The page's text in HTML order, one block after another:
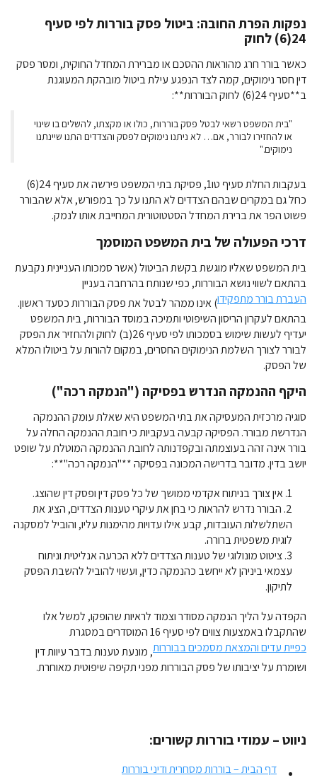
נפקות הפרת החובה: ביטול פסק בוררות לפי סעיף
24(6) לחוק
כאשר בורר חרג מהוראות ההסכם או מברירת המחדל החוקית, ומסר פסק
דין חסר נימוקים, קמה לצד הנפגע עילת ביטול מובהקת המעוגנת
ב**סעיף 24(6) לחוק הבוררות**:
"בית המשפט רשאי לבטל פסק בוררות, כולו או מקצתו, להשלים בו שינוי
או להחזירו לבורר, אם… לא ניתנו נימוקים לפסק והצדדים התנו שיינתנו
נימוקים."
בעקבות החלת סעיף טו1, פסיקת בתי המשפט פירשה את סעיף 24(6)
כחל גם במקרים שבהם הצדדים לא התנו על כך במפורש, אלא שהבורר
פשוט הפר את ברירת המחדל הסטטוטורית המחייבת אותו לנמק.
דרכי הפעולה של בית המשפט המוסמך
בית המשפט שאליו מוגשת בקשת הביטול (אשר סמכותו העניינית נקבעת
בהתאם לשווי נושא הבוררות, כפי שנותח בהרחבה בעניין
העברת בורר מתפקידו) אינו ממהר לבטל את פסק הבוררות כסעד ראשון.
בהתאם לעקרון הריסון השיפוטי ותמיכה במוסד הבוררות, בית המשפט
יעדיף לעשות שימוש בסמכותו לפי סעיף 26(ב) לחוק ולהחזיר את הפסק
לבורר לצורך השלמת הנימוקים החסרים, במקום להורות על ביטולו המלא
של הפסק.
היקף ההנמקה הנדרש בפסיקה ("הנמקה רכה")
סוגיה מרכזית המעסיקה את בתי המשפט היא שאלת עומק ההנמקה
הנדרשת מבורר. הפסיקה קבעה בעקביות כי חובת ההנמקה החלה על
בורר אינה זהה בעוצמתה ובקפדנותה לחובת ההנמקה המוטלת על שופט
יושב בדין. מדובר בדרישה המכונה בפסיקה **"הנמקה רכה"**:
אין צורך בניתוח אקדמי ממושך של כל פסק דין ופסק דין שהוצג.
הבורר נדרש להראות כי בחן את עיקרי טענות הצדדים, הציג את
השתלשלות העובדות, קבע אילו עדויות מהימנות עליו, והוביל למסקנה
לוגית משפטית ברורה.
ציטוט מונולוגי של טענות הצדדים ללא הכרעה אנליטית וניתוח
עצמאי ביניהן לא ייחשב כהנמקה כדין, ועשוי להוביל להשבת הפסק
לתיקון.
הקפדה על הליך הנמקה מסודר וצמוד לראיות שהופקו, למשל אלו
שהתקבלו באמצעות צווים לפי סעיף 16 המוסדרים במסגרת
כפיית עדים והמצאת מסמכים בבוררות, מונעת טענות בדבר עיוות דין
ושומרת על יציבותו של פסק הבוררות מפני תקיפה שיפוטית מאוחרת.
ניווט – עמודי בוררות קשורים:
דף הבית – בוררות מסחרית ודיני בוררות